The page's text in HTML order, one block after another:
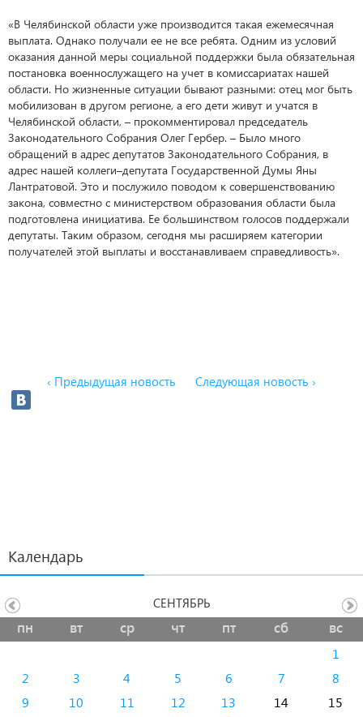
«В Челябинской области уже производится такая ежемесячная
выплата. Однако получали ее не все ребята. Одним из условий
оказания данной меры социальной поддержки была обязательная
постановка военнослужащего на учет в комиссариатах нашей
области. Но жизненные ситуации бывают разными: отец мог быть
мобилизован в другом регионе, а его дети живут и учатся в
Челябинской области, – прокомментировал председатель
Законодательного Собрания Олег Гербер. – Было много
обращений в адрес депутатов Законодательного Собрания, в
адрес нашей коллеги–депутата Государственной Думы Яны
Лантратовой. Это и послужило поводом к совершенствованию
закона, совместно с министерством образования области была
подготовлена инициатива. Ее большинством голосов поддержали
депутаты. Таким образом, сегодня мы расширяем категории
получателей этой выплаты и восстанавливаем справедливость».
‹ Предыдущая новость Следующая новость ›
Календарь
пн вт ср чт пт сб вс
1
2
3 4 5 6 7
8
9
10 11 12 13 14
15
СЕНТЯБРЬ